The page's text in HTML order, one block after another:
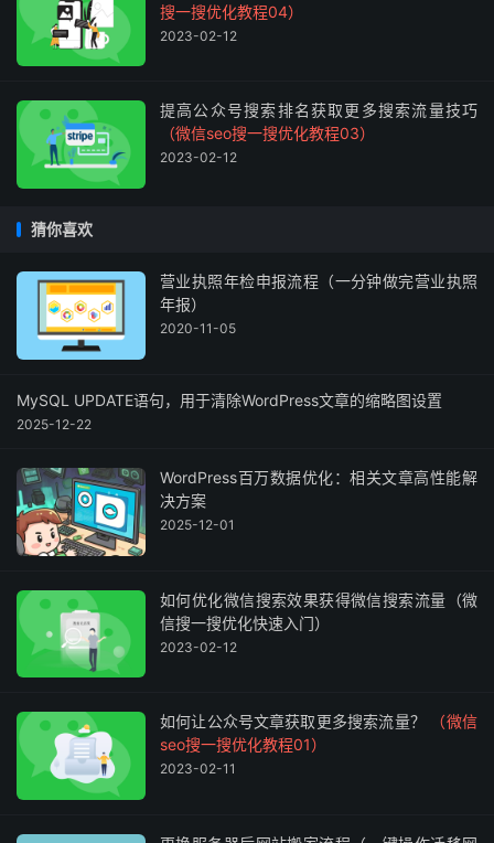
搜一搜优化教程04）
2023-02-12
提高公众号搜索排名获取更多搜索流量技巧
（微信seo搜一搜优化教程03）
2023-02-12
猜你喜欢
营业执照年检申报流程（一分钟做完营业执照
年报）
2020-11-05
MySQL UPDATE语句，用于清除WordPress文章的缩略图设置
2025-12-22
WordPress百万数据优化：相关文章高性能解
决方案
2025-12-01
如何优化微信搜索效果获得微信搜索流量（微
信搜一搜优化快速入门）
2023-02-12
如何让公众号文章获取更多搜索流量？
（微信
seo搜一搜优化教程01）
2023-02-11